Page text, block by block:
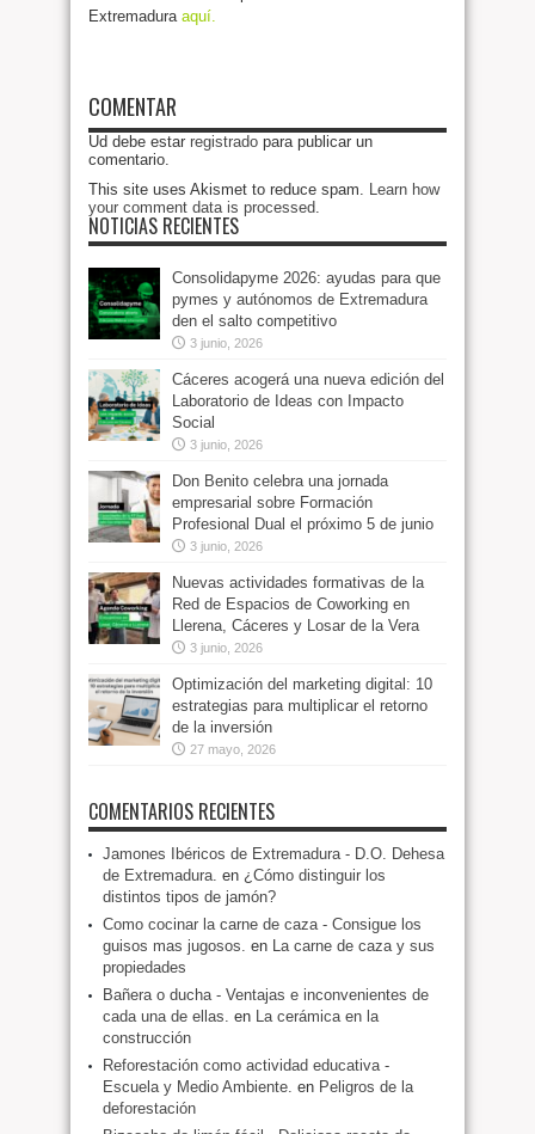
Extremadura aquí.
COMENTAR
Ud debe estar registrado para publicar un
comentario.
This site uses Akismet to reduce spam. Learn how
your comment data is processed.
NOTICIAS RECIENTES
Consolidapyme 2026: ayudas para que
pymes y autónomos de Extremadura
den el salto competitivo
3 junio, 2026
Cáceres acogerá una nueva edición del
Laboratorio de Ideas con Impacto
Social
3 junio, 2026
Don Benito celebra una jornada
empresarial sobre Formación
Profesional Dual el próximo 5 de junio
3 junio, 2026
Nuevas actividades formativas de la
Red de Espacios de Coworking en
Llerena, Cáceres y Losar de la Vera
3 junio, 2026
Optimización del marketing digital: 10
estrategias para multiplicar el retorno
de la inversión
27 mayo, 2026
COMENTARIOS RECIENTES
Jamones Ibéricos de Extremadura - D.O. Dehesa
de Extremadura. en ¿Cómo distinguir los
distintos tipos de jamón?
Como cocinar la carne de caza - Consigue los
guisos mas jugosos. en La carne de caza y sus
propiedades
Bañera o ducha - Ventajas e inconvenientes de
cada una de ellas. en La cerámica en la
construcción
Reforestación como actividad educativa -
Escuela y Medio Ambiente. en Peligros de la
deforestación